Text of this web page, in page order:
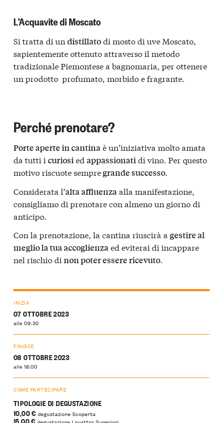
L’Acquavite di Moscato
Si tratta di un distillatodi mosto di uve Moscato,
sapientemente ottenuto attraverso il metodo
tradizionale Piemontese a bagnomaria, per ottenere
un prodotto profumato, morbido e fragrante.
Perché prenotare?
Porte aperte in cantinaè un’iniziativa molto amata
da tutti i curiosied appassionatidi vino. Per questo
motivo riscuote sempregrande successo.
Considerata l’alta affluenzaalla manifestazione,
consigliamo di prenotare con almeno un giorno di
anticipo.
Con la prenotazione, la cantina riuscirà a gestire al
meglio la tua accoglienzaed eviterai di incappare
nel rischio di non poter essere ricevuto.
INIZIA
07 OTTOBRE 2023
alle 09:30
FINISCE
08 OTTOBRE 2023
alle 18:00
COME PARTECIPARE
TIPOLOGIE DI DEGUSTAZIONE
10,00 €degustazione Scoperta
15,00 €